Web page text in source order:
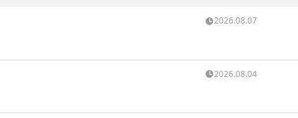
2026.08.07
2026.08.04